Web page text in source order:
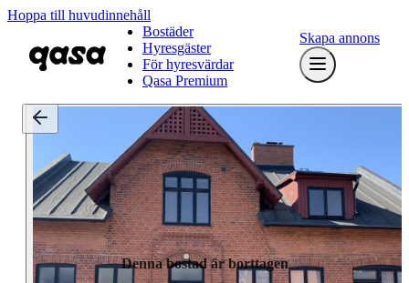
Hoppa till huvudinnehåll
Bostäder
Hyresgäster
För hyresvärdar
Qasa Premium
Skapa annons
Denna bostad är borttagen